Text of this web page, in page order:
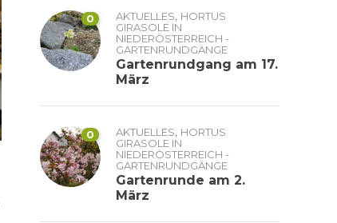
0 AKTUELLES, HORTUS
GIRASOLE IN
NIEDERÖSTERREICH -
GARTENRUNDGÄNGE
Gartenrundgang am 17.
März
0 AKTUELLES, HORTUS
GIRASOLE IN
NIEDERÖSTERREICH -
GARTENRUNDGÄNGE
Gartenrunde am 2.
März